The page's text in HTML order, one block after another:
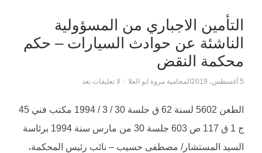
التأمين الاجباري من المسؤولية
الناشئة عن حوادث السيارات – حكم
محكمة النقض
5 أغسطس، 2019 المحامية مروة ابو العلا / لا تعليقات بعد
الطعن 5602 لسنة 62 ق جلسة 30 / 3 / 1994 مكتب فني 45
ج 1 ق 117 ص 603 جلسة 30 من مارس سنة 1994 برئاسة
السيد المستشار/ مصطفى حسيب – نائب رئيس المحكمة،